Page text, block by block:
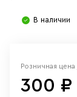
В наличии
Розничная цена
300 ₽